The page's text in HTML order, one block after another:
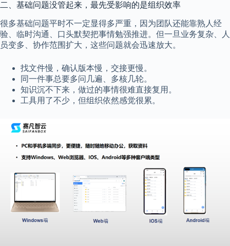
二、基础问题没管起来，最先受影响的是组织效率
很多基础问题平时不一定显得多严重，因为团队还能靠熟人经
验、临时沟通、口头默契把事情勉强推进。但一旦业务复杂、人
员变多、协作范围扩大，这些问题就会迅速放大。
找文件慢，确认版本慢，交接更慢。
同一件事总要多问几遍、多核几轮。
知识沉不下来，做过的事情很难直接复用。
工具用了不少，但组织依然感觉很累。